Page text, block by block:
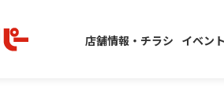
店舗情報・チラシ イベント